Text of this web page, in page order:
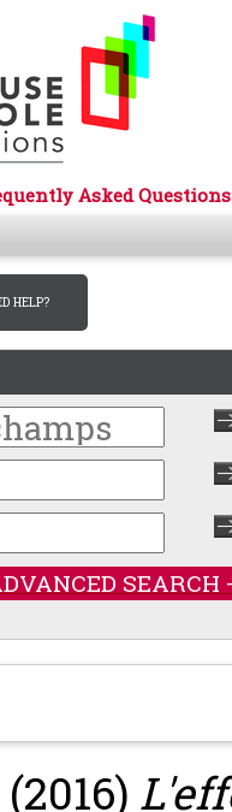
Asked Questions
HELP?
SEARCH
(2016)